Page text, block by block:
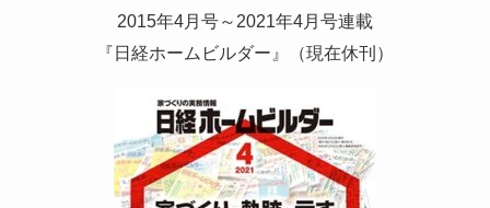
2015年4月号～2021年4月号連載
『日経ホームビルダー』（現在休刊）